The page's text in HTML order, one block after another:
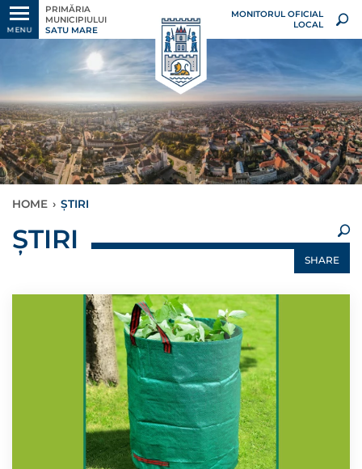
MENU
PRIMĂRIA
MUNICIPIULUI
SATU MARE
MONITORUL OFICIAL
LOCAL
HOME › ȘTIRI
×
ȘTIRI
SHARE